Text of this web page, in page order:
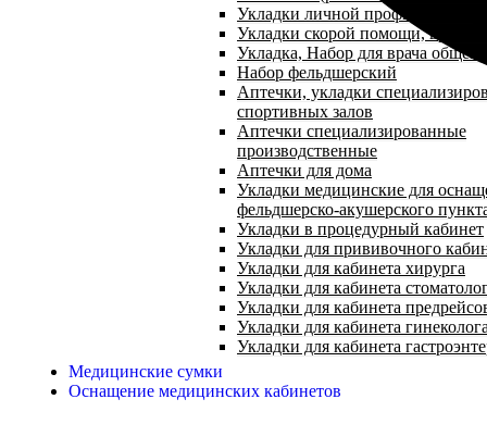
Укладки личной профилактики
Укладки скорой помощи, врача
Укладка, Набор для врача общей
Набор фельдшерский
Аптечки, укладки
спортивных залов
Аптечки специализированные
производственные
Аптечки для дома
Укладки медицинские для
фельдшерско-акушерского
Укладки в процедурный кабинет
Укладки для прививочного
Укладки для кабинета хирурга
Укладки для кабинета
Укладки для кабинета
Укладки для кабинета
Укладки для кабинета
Медицинские сумки
Оснащение медицинских кабинетов